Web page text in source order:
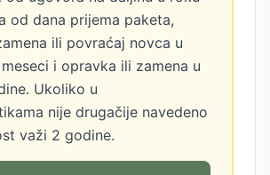
od dana prijema paketa,
ili povraćaj novca u
i opravka ili zamena u
Ukoliko u
nije drugačije navedeno
važi 2 godine.